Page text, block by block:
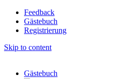
Feedback
Gästebuch
Registrierung
Skip to content
Gästebuch